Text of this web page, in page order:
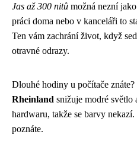
Jas až 300 nitů možná nezní
práci doma nebo v kanceláři to
Ten vám zachrání život, když
otravné odrazy.
Dlouhé hodiny u počítače znáte?
Rheinland snižuje modré
hardwaru, takže se barvy
poznáte.